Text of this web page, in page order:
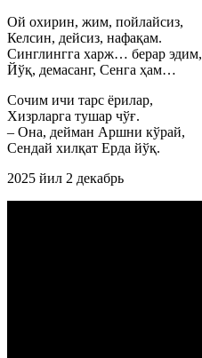
Ой охирин, жим, пойлайсиз,
Келсин, дейсиз, нафақам.
Синглингга харж… берар эдим,
Йўқ, демасанг, Сенга ҳам…
Сочим ичи тарс ёрилар,
Хизрларга тушар чўғ.
– Она, дейман Аршни кўрай,
Сендай хилқат Ерда йўқ.
2025 йил 2 декабрь